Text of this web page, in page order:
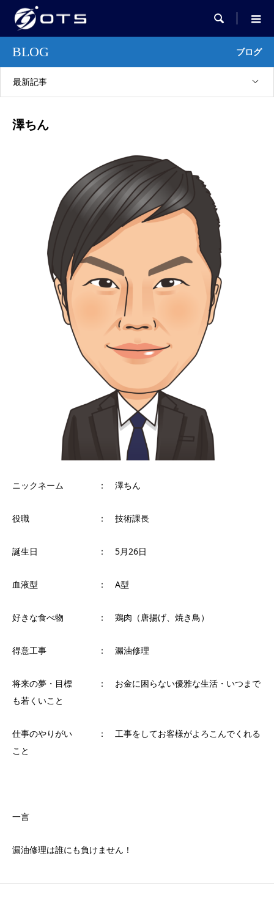

BLOG ブログ
最新記事
澤ちん
ニックネーム ： 澤ちん
役職 ： 技術課長
誕生日 ： 5月26日
血液型 ： A型
好きな食べ物 ： 鶏肉（唐揚げ、焼き鳥）
得意工事 ： 漏油修理
将来の夢・目標 ： お金に困らない優雅な生活・いつまで
も若くいこと
仕事のやりがい ： 工事をしてお客様がよろこんでくれる
こと
一言
漏油修理は誰にも負けません！